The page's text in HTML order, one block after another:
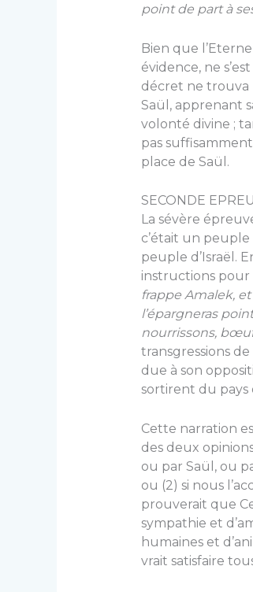
point de part à
Bien que
évidence, ne
décret ne trouva
Saül, apprenant
volonté divine ;
pas
place de Saül.
SECONDE
La sévère
c’était un
peu­ple d’Israël.
instructions pour
frappe Amalek,
l’épargneras
nourrissons,
transgres­sions
due à son
sortirent du pays
Cette narration
des deux
ou par Saül, ou
ou (2) si nous
prouverait que
sympathie et
humaines et
vrait satisfaire